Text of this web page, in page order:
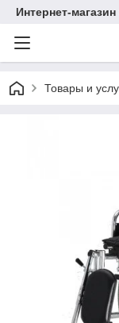
Интернет-
Товары и